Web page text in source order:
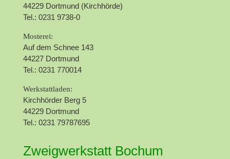
44229 Dortmund (Kirchhörde)
Tel.: 0231 9738-0
Mosterei:
Auf dem Schnee 143
44227 Dortmund
Tel.: 0231 770014
Werkstattladen:
Kirchhörder Berg 5
44229 Dortmund
Tel.: 0231 79787695
Zweigwerkstatt Bochum